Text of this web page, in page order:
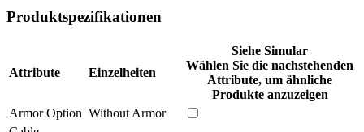
Produktspezifikationen
Attribute Einzelheiten
Siehe Simular
Wählen Sie die nachstehenden
Attribute, um ähnliche
Produkte anzuzeigen
Armor Option Without Armor